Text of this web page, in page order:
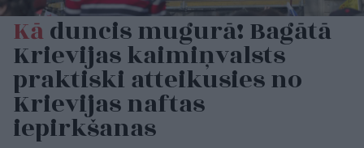
Kāduncis mugurā! Bagātā
Krievijas kaimiņvalsts
praktiski atteikusies no
Krievijas naftas
iepirkšanas